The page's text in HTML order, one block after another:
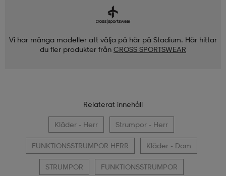
Vi har många modeller att välja på här på Stadium. Här hittar
du fler produkter från CROSS SPORTSWEAR
Relaterat innehåll
Kläder - Herr Strumpor - Herr
FUNKTIONSSTRUMPOR HERR Kläder - Dam
STRUMPOR FUNKTIONSSTRUMPOR